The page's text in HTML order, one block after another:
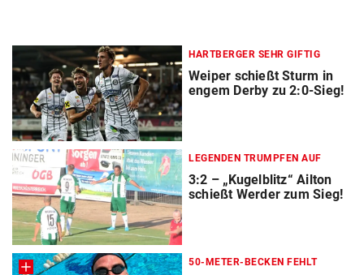
HARTBERGER SEHR GIFTIG
Weiper schießt Sturm in
engem Derby zu 2:0-Sieg!
LEGENDEN TRUMPFEN AUF
3:2 – „Kugelblitz“ Ailton
schießt Werder zum Sieg!
50-METER-BECKEN FEHLT